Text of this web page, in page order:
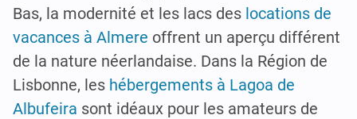
Bas, la modernité et les lacs des locations de
vacances à Almere offrent un aperçu différent
de la nature néerlandaise. Dans la Région de
Lisbonne, les hébergements à Lagoa de
Albufeira sont idéaux pour les amateurs de